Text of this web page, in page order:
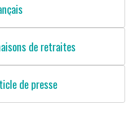
de retraites
de presse